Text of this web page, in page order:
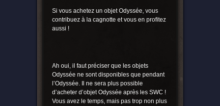
Si vous achetez un objet Odyssée, vous
contribuez à la cagnotte et vous en profitez
aussi !
Ah oui, il faut préciser que les objets
Odyssée ne sont disponibles que pendant
l’Odyssée. Il ne sera plus possible
d’acheter d’objet Odyssée après les SWC !
Vous avez le temps, mais pas trop non plus